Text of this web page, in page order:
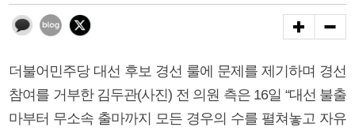
더불어민주당 대선 후보 경선 룰에 문제를 제기하며 경선
참여를 거부한 김두관(사진) 전 의원 측은 16일 “대선 불출
마부터 무소속 출마까지 모든 경우의 수를 펼쳐놓고 자유